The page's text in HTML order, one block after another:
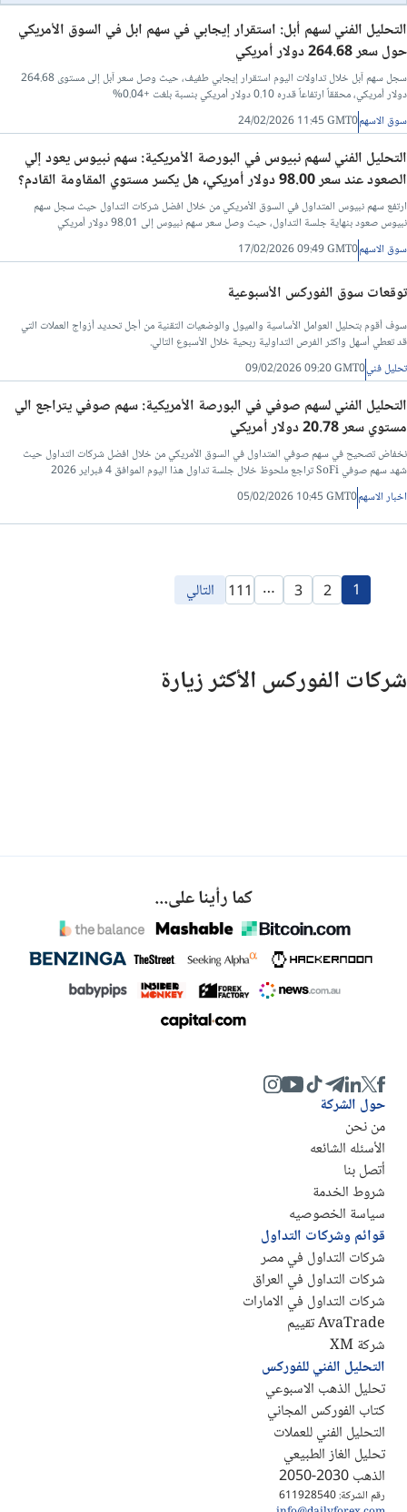
التحليل الفني لسهم أبل: استقرار إيجابي في سهم ابل في السوق الأمريكي
حول سعر 264.68 دولار أمريكي
سجل سهم آبل خلال تداولات اليوم استقرار إيجابي طفيف، حيث وصل سعر آبل إلى مستوى 264.68
دولار أمريكي، محققاً ارتفاعاً قدره 0.10 دولار أمريكي بنسبة بلغت +0.04%
سوق الاسهم24/02/2026 11:45 GMT0
التحليل الفني لسهم نبيوس في البورصة الأمريكية: سهم نبيوس يعود إلي
الصعود عند سعر 98.00 دولار أمريكي، هل يكسر مستوي المقاومة القادم؟
ارتفع سهم نبيوس المتداول في السوق الأمريكي من خلال افضل شركات التداول حيث سجل سهم
نبيوس صعود بنهاية جلسة التداول، حيث وصل سعر سهم نبيوس إلى 98.01 دولار أمريكي
سوق الاسهم17/02/2026 09:49 GMT0
توقعات سوق الفوركس الأسبوعية
سوف أقوم بتحليل العوامل الأساسية والميول والوضعيات التقنية من أجل تحديد أزواج العملات التي
قد تعطي أسهل واكثر الفرص التداولية ربحية خلال الأسبوع التالي.
تحليل فني09/02/2026 09:20 GMT0
التحليل الفني لسهم صوفي في البورصة الأمريكية: سهم صوفي يتراجع الي
مستوي سعر 20.78 دولار أمريكي
نخفاض تصحيح في سهم صوفي المتداول في السوق الأمريكي من خلال افضل شركات التداول حيث
شهد سهم صوفي SoFi تراجع ملحوظ خلال جلسة تداول هذا اليوم الموافق 4 فبراير 2026
اخبار الاسهم05/02/2026 10:45 GMT0
1
2
3
…
111 التالي
شركات الفوركس الأكثر زيارة
كما رأينا على...
رقم الشركة: 611928540
حول الشركة
من نحن
الأسئله الشائعه
أتصل بنا
شروط الخدمة
سياسة الخصوصيه
قوائم وشركات التداول
شركات التداول في مصر
شركات التداول في العراق
شركات التداول في الامارات
AvaTrade تقييم
شركة XM
التحليل الفني للفوركس
تحليل الذهب الاسبوعي
كتاب الفوركس المجاني
التحليل الفني للعملات
تحليل الغاز الطبيعي
الذهب 2030-2050